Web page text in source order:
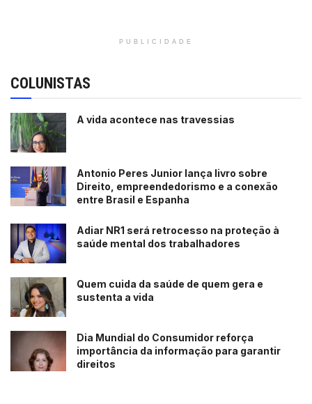
PUBLICIDADE
COLUNISTAS
A vida acontece nas travessias
Antonio Peres Junior lança livro sobre
Direito, empreendedorismo e a conexão
entre Brasil e Espanha
Adiar NR1 será retrocesso na proteção à
saúde mental dos trabalhadores
Quem cuida da saúde de quem gera e
sustenta a vida
Dia Mundial do Consumidor reforça
importância da informação para garantir
direitos